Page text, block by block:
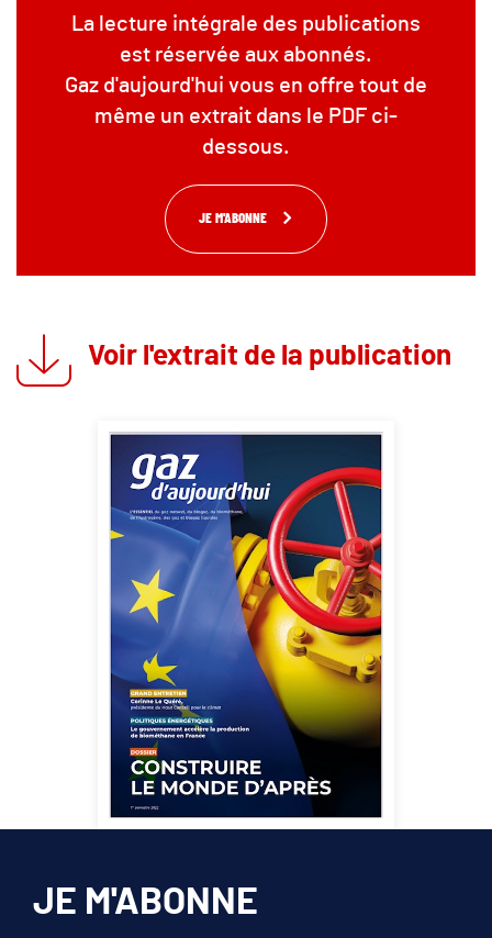
La lecture intégrale des publications
est réservée aux abonnés.
Gaz d'aujourd'hui vous en offre tout de
même un extrait dans le PDF ci-
dessous.
JE M'ABONNE
Voir l'extrait de la publication
JE M'ABONNE